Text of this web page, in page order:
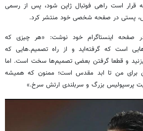
قرار است راهی فوتبال ژاپن شود، پس از رسمی
پستی در صفحه شخصی خود منتشر کرد.
صفحه اینستاگرام خود نوشت: «هر چیزی که
است که گرفته‌اید و از راه تصمیم.هایی که
و قطعا گرفتن بعضی تصمیم‌ها سخت‌ است. اما
برای من تا ابد مقدس است؛ ممنون که همیشه
پرسپولیس بزرگ و سربلندی ارتش سرخ.»